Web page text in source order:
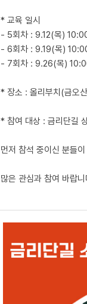
* 교육 일시
- 5회차 : 9.12(목)
- 6회차 : 9.19(목)
- 7회차 : 9.26(목)
* 장소 : 올리부치(금오
* 참여 대상 : 금리단길
먼저 참석 중이신 분들
많은 관심과 참여 바랍